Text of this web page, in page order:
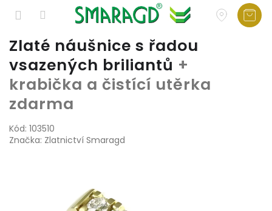
Přejít
na
obsah
Zlaté náušnice s řadou
vsazených briliantů +
krabička a čistící utěrka
zdarma
Kód: 103510
Značka: Zlatnictví Smaragd